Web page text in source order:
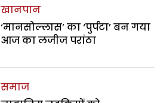
खानपान
‘मानसोल्लास’ का ‘पुर्पटा’ बन गया
आज का लजीज परांठा
समाज